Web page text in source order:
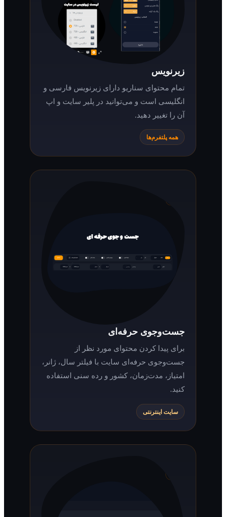
تمام محتوای سناریو دارای زیرنویس فارسی و
انگلیسی است و می‌توانید در پلیر سایت و اپ
آن را تغییر دهید.
همه پلتفرم‌ها
جست‌وجوی حرفه‌ای
برای پیدا کردن محتوای مورد نظر از
جست‌وجوی حرفه‌ای سایت با فیلتر سال، ژانر،
امتیاز، مدت‌زمان، کشور و رده سنی استفاده
سایت اینترنتی